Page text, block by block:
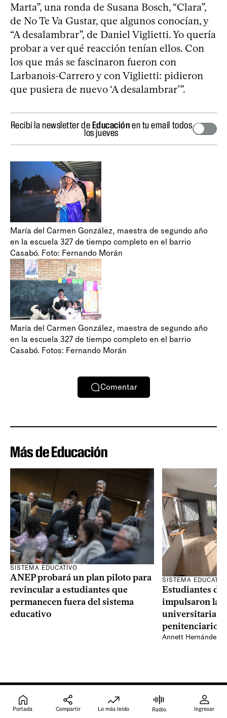
Marta”, una ronda de Susana Bosch, “Clara”,
de No Te Va Gustar, que algunos conocían, y
“A desalambrar”, de Daniel Viglietti. Yo quería
probar a ver qué reacción tenían ellos. Con
los que más se fascinaron fueron con
Larbanois-Carrero y con Viglietti: pidieron
que pusiera de nuevo ‘A desalambrar’”.
Recibí la newsletter deEducaciónen tu email todos
los jueves
María del Carmen González, maestra de segundo año
en la escuela 327 de tiempo completo en el barrio
Casabó. Foto: Fernando Morán
María del Carmen González, maestra de segundo año
en la escuela 327 de tiempo completo en el barrio
Casabó. Fotos: Fernando Morán
Comentar
Más de Educación
SISTEMA EDUCATIVO
ANEP probará un plan piloto para
revincular a estudiantes que
permanecen fuera del sistema
educativo
SISTEMA
Estudiantes
impulsaron la
universitaria
penitenciario
Annett Hernández
Portada Compartir Lo más leído Radio Ingresar